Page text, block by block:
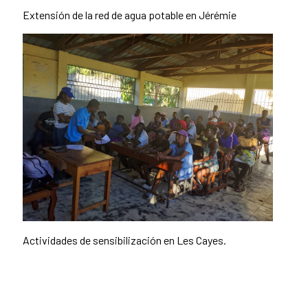
Extensión de la red de agua potable en Jérémie
Actividades de sensibilización en Les Cayes.